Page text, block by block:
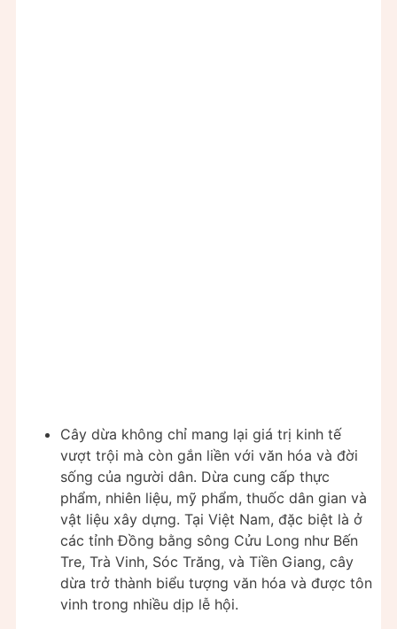
Cây dừa không chỉ mang lại giá trị kinh tế
vượt trội mà còn gắn liền với văn hóa và đời
sống của người dân. Dừa cung cấp thực
phẩm, nhiên liệu, mỹ phẩm, thuốc dân gian và
vật liệu xây dựng. Tại Việt Nam, đặc biệt là ở
các tỉnh Đồng bằng sông Cửu Long như Bến
Tre, Trà Vinh, Sóc Trăng, và Tiền Giang, cây
dừa trở thành biểu tượng văn hóa và được tôn
vinh trong nhiều dịp lễ hội.